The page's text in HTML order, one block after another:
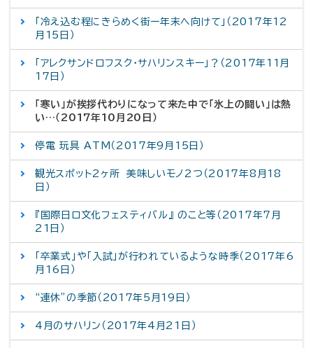
「冷え込む程にきらめく街ー年末へ向けて」（2017年12
月15日）
「アレクサンドロフスク・サハリンスキー」？（2017年11月
17日）
「寒い」が挨拶代わりになって来た中で「氷上の闘い」は熱
い…（2017年10月20日）
停電 玩具 ATM（2017年9月15日）
観光スポット2ヶ所 美味しいモノ2つ（2017年8月18
日）
『国際日ロ文化フェスティバル』 のこと等（2017年7月
21日）
「卒業式」や「入試」が行われているような時季（2017年6
月16日）
“連休”の季節（2017年5月19日）
4月のサハリン（2017年4月21日）